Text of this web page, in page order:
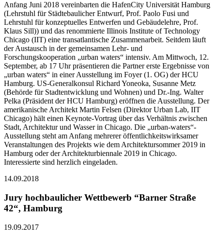
Anfang Juni 2018 vereinbarten die HafenCity Universität Hamburg
(Lehrstuhl für Städtebaulicher Entwurf, Prof. Paolo Fusi und
Lehrstuhl für konzeptuelles Entwerfen und Gebäudelehre, Prof.
Klaus Sill)) und das renommierte Illinois Institute of Technology
Chicago (IIT) eine transatlantische Zusammenarbeit. Seitdem läuft
der Austausch in der gemeinsamen Lehr- und
Forschungskooperation „urban waters“ intensiv. Am Mittwoch, 12.
September, ab 17 Uhr präsentieren die Partner erste Ergebnisse von
„urban waters“ in einer Ausstellung im Foyer (1. OG) der HCU
Hamburg. US-Generalkonsul Richard Yoneoka, Susanne Metz
(Behörde für Stadtentwicklung und Wohnen) und Dr.-Ing. Walter
Pelka (Präsident der HCU Hamburg) eröffnen die Ausstellung. Der
amerikanische Architekt Martin Felsen (Direktor Urban Lab, IIT
Chicago) hält einen Keynote-Vortrag über das Verhältnis zwischen
Stadt, Architektur und Wasser in Chicago. Die „urban-waters“-
Ausstellung steht am Anfang mehrerer öffentlichkeitswirksamer
Veranstaltungen des Projekts wie dem Architektursommer 2019 in
Hamburg oder der Architekturbiennale 2019 in Chicago.
Interessierte sind herzlich eingeladen.
14.09.2018
Jury hochbaulicher Wettbewerb “Barner Straße
42“, Hamburg
19.09.2017